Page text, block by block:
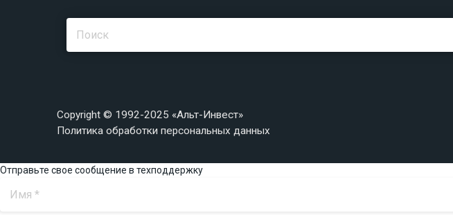
Copyright © 1992-2025 «Альт-Инвест»
Политика обработки персональных данных
Отправьте свое сообщение в техподдержку